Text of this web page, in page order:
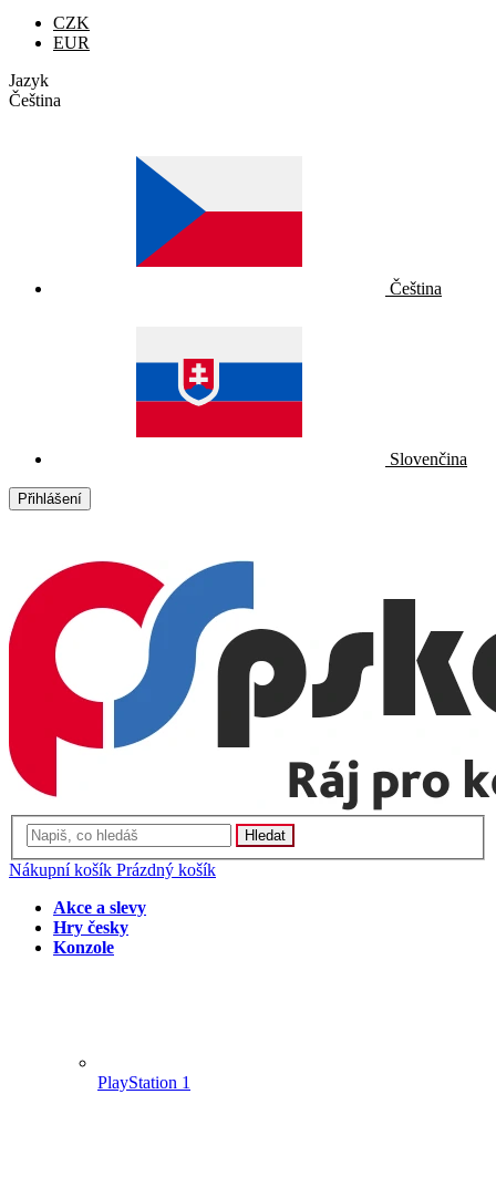
CZK
EUR
Jazyk
Čeština
Čeština
Slovenčina
Přihlášení
Hledat
Nákupní košík Prázdný košík
Akce a slevy
Hry česky
Konzole
PlayStation 1